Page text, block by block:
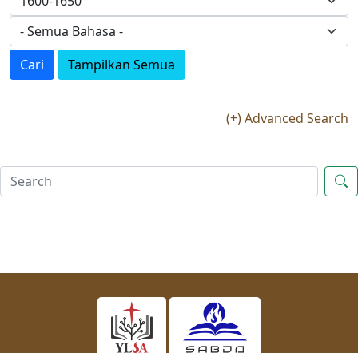
Cari Tampilkan Semua
(+) Advanced Search